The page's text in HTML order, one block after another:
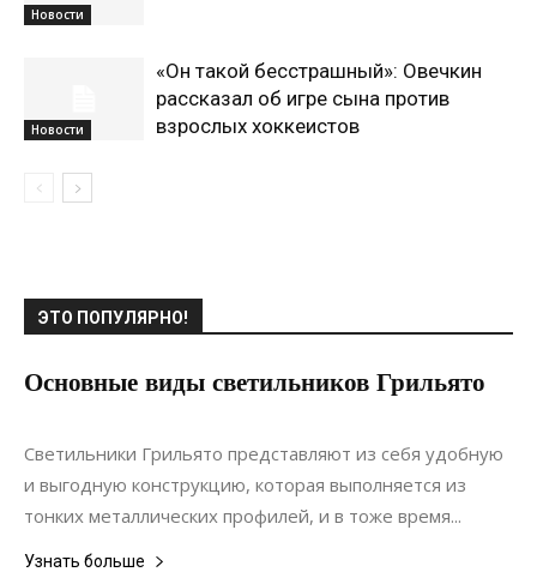
Новости
Новости
«Он такой бесстрашный»: Овечкин
рассказал об игре сына против
взрослых хоккеистов
ЭТО ПОПУЛЯРНО!
Основные виды светильников Грильято
27.05.2021
Светильники Грильято представляют из себя удобную
и выгодную конструкцию, которая выполняется из
тонких металлических профилей, и в тоже время...
Узнать больше